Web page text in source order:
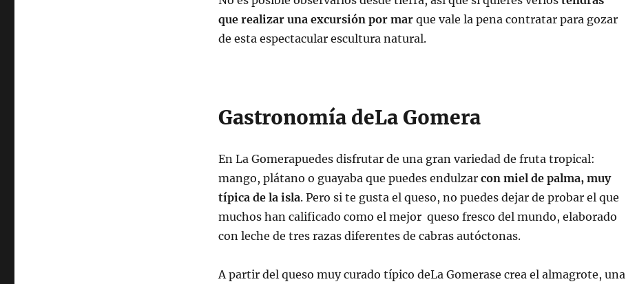
que realizar una excursión por marque vale la pena contratar para gozar
de esta espectacular escultura natural.
Gastronomía deLa Gomera
En La Gomerapuedes disfrutar de una gran variedad de fruta tropical:
mango, plátano o guayaba que puedes endulzar con miel de palma, muy
típica de la isla. Pero si te gusta el queso, no puedes dejar de probar el que
muchos han calificado como el mejor queso fresco del mundo, elaborado
con leche de tres razas diferentes de cabras autóctonas.
A partir del queso muy curado típico deLa Gomerase crea el almagrote, una